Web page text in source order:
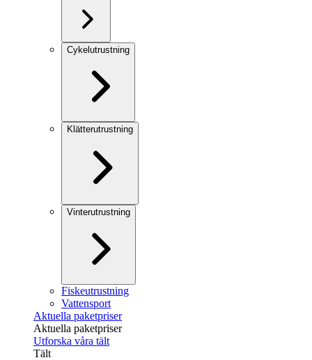
Cykelutrustning
Klätterutrustning
Vinterutrustning
Fiskeutrustning
Vattensport
Aktuella paketpriser
Aktuella paketpriser
Utforska våra tält
Tält